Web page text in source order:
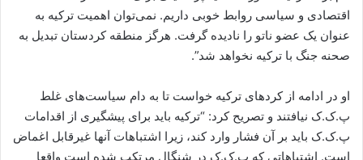
اقتصادی و سیاسی روابط خوبی داریم. نمی‌توان اهمیت ترکیه به
عنوان یک عضو ناتو را نادیده گرفت. هرگز منطقه کردستان تبدیل به
صحنه جنگ با ترکیه نخواهد شد”.
او در ادامه از کردهای ترکیه خواست تا به دام سیاست‌های غلط
پ.ک.ک نیافتند و تصریح کرد: “ترکیه باید برای پیشگیری از اقدامات
پ.ک.ک باید بر آن فشار وارد کند، زیرا اشتباهات آنها غیرقابل اغماض
است. اشتباهاتی که پ.ک.ک در شنگال مرتکب شده است واقعا